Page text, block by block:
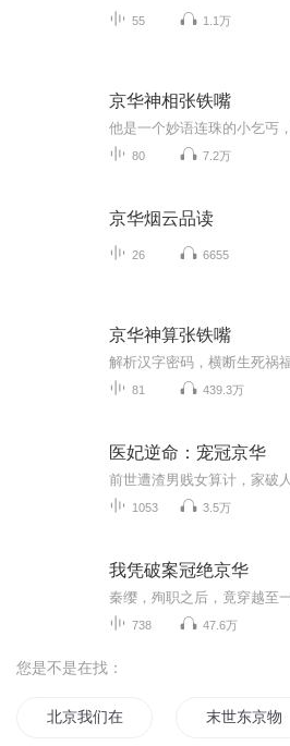
55 1.1万
京华神相张铁嘴
80 7.2万
京华烟云品读
26 6655
京华神算张铁嘴
81 439.3万
医妃逆命：宠冠京华
1053 3.5万
我凭破案冠绝京华
738 47.6万
您是不是在找：
北京我们在一起 末世东京物语